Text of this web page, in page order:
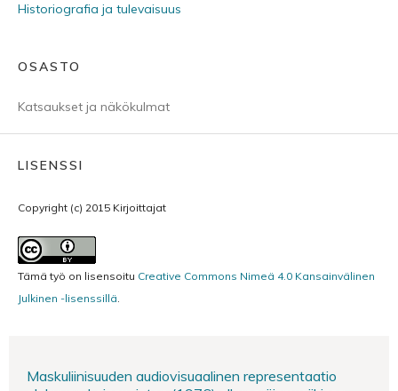
Historiografia ja tulevaisuus
OSASTO
Katsaukset ja näkökulmat
LISENSSI
Copyright (c) 2015 Kirjoittajat
Tämä työ on lisensoitu Creative Commons Nimeä 4.0 Kansainvälinen
Julkinen -lisenssillä.
Maskuliinisuuden audiovisuaalinen representaatio